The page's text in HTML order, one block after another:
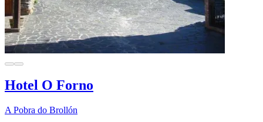
Hotel O Forno
A Pobra do Brollón